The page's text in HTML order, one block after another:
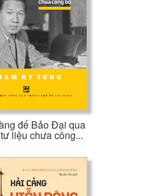
đế Bảo Đại qua
liệu chưa công...